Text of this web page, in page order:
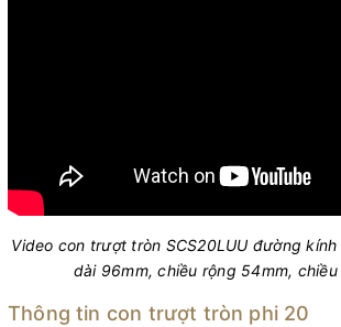
Video con trượt tròn SCS20LUU đường kính
dài 96mm, chiều rộng 54mm, chiều
Thông tin con trượt tròn phi 20